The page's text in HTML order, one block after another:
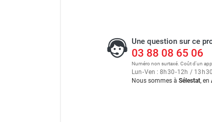
Une question sur ce
03 88 08 65 06
Numéro non surtaxé. Coût d'un
Lun-Ven : 8 h30-12h / 13 h30
Nous sommes à Sélestat, en